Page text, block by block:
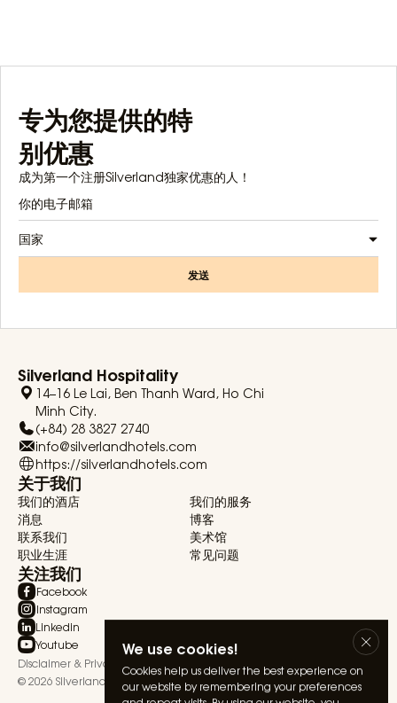
We use cookies!
Cookies help us deliver the best experience on
our website by remembering your preferences
专为您提供的特
别优惠
成为第一个注册Silverland独家优惠的人！
国家
发送
Silverland Hospitality
14–16 Le Lai, Ben Thanh Ward, Ho Chi
Minh City.
(+84) 28 3827 2740
info@silverlandhotels.com
https://silverlandhotels.com
关于我们
我们的酒店
我们的服务
消息
博客
联系我们
美术馆
职业生涯
常见问题
关注我们
Facebook
Instagram
Linkedin
Youtube
Disclaimer & Privacy Statement
Terms & Conditions
© 2026 Silverland Hospitality. All rights reserved.